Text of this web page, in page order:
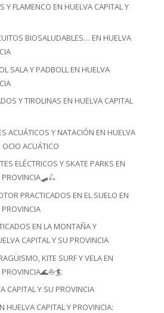
Y FLAMENCO EN HUELVA CAPITAL Y
BIOSALUDABLES… EN HUELVA
SALA Y PADBOLL EN HUELVA
Y TIROLINAS EN HUELVA CAPITAL
ACUÁTICOS Y NATACIÓN EN HUELVA
OCIO ACUÁTICO
ELÉCTRICOS Y SKATE PARKS EN
PROVINCIA🛹🛴
PRACTICADOS EN EL SUELO EN
EN LA MONTAÑA Y
CAPITAL Y SU PROVINCIA
KITE SURF Y VELA EN
CAPITAL Y SU PROVINCIA
HUELVA CAPITAL Y PROVINCIA: